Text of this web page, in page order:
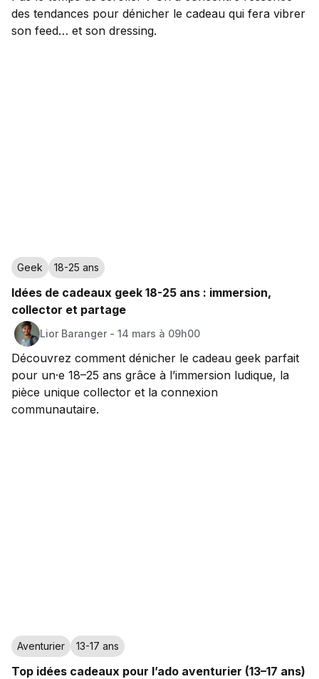
des tendances pour dénicher le cadeau qui fera vibrer
son feed… et son dressing.
Geek 18-25 ans
Idées de cadeaux geek 18-25 ans : immersion,
collector et partage
Lior Baranger - 14 mars à 09h00
Découvrez comment dénicher le cadeau geek parfait
pour un·e 18–25 ans grâce à l’immersion ludique, la
pièce unique collector et la connexion
communautaire.
Aventurier 13-17 ans
Top idées cadeaux pour l’ado aventurier (13–17 ans)